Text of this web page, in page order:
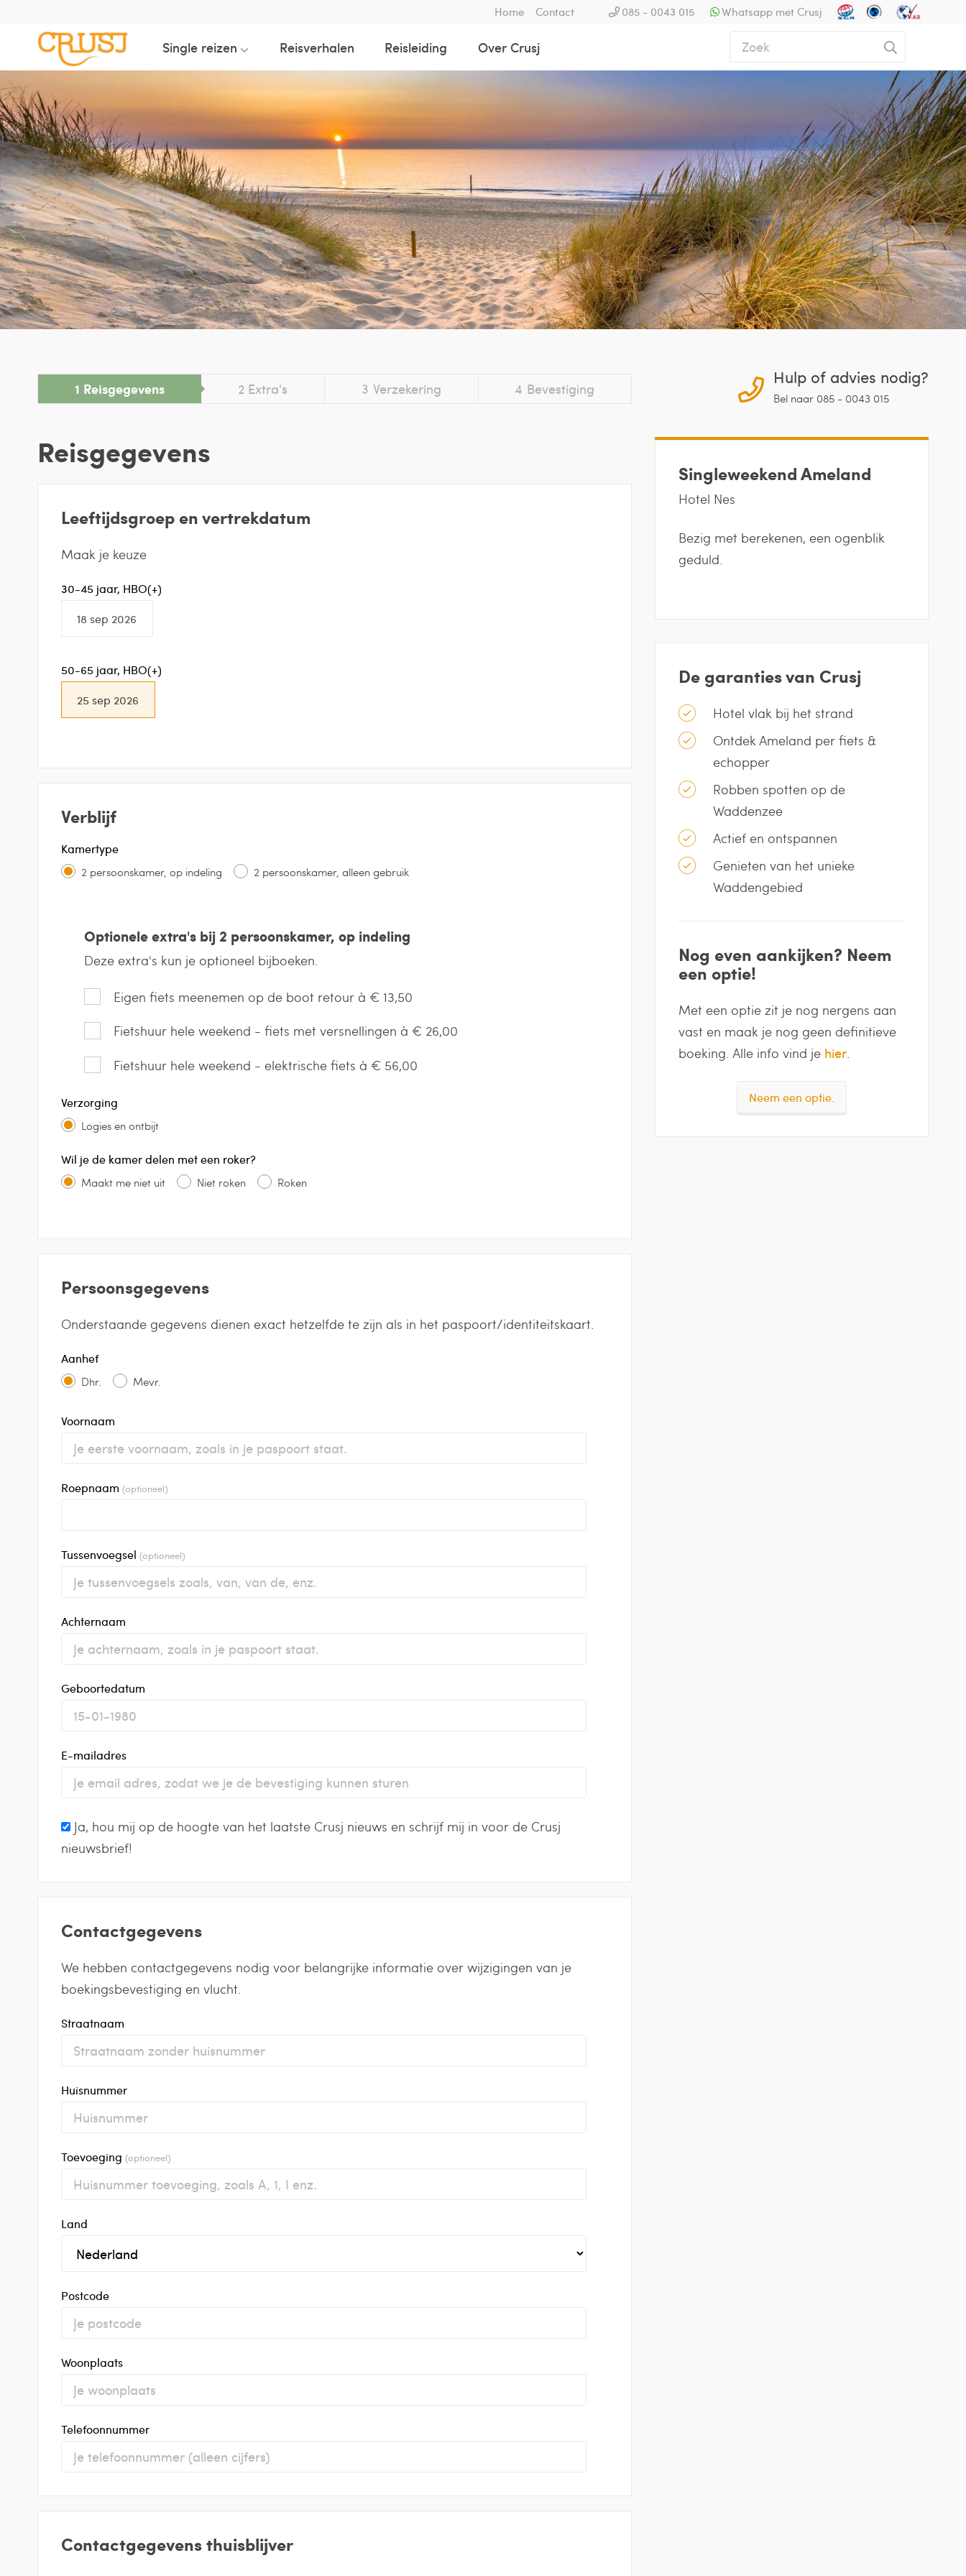
Home Contact 085 - 0043 015 Whatsapp met Crusj
Single reizen Reisverhalen Reisleiding Over Crusj
1 Reisgegevens 2 Extra's 3 Verzekering 4 Bevestiging
Hulp of advies nodig?
Bel naar 085 - 0043 015
Reisgegevens
Leeftijdsgroep en vertrekdatum
Maak je keuze
30-45 jaar, HBO(+)
18 sep 2026
50-65 jaar, HBO(+)
25 sep 2026
Verblijf
Kamertype
2 persoonskamer, op indeling 2 persoonskamer, alleen gebruik
Optionele extra's bij 2 persoonskamer, op indeling
Deze extra's kun je optioneel bijboeken.
Eigen fiets meenemen op de boot retour à € 13,50
Fietshuur hele weekend - fiets met versnellingen à € 26,00
Fietshuur hele weekend - elektrische fiets à € 56,00
Verzorging
Logies en ontbijt
Wil je de kamer delen met een roker?
Maakt me niet uit Niet roken Roken
Persoonsgegevens
Onderstaande gegevens dienen exact hetzelfde te zijn als in het paspoort/identiteitskaart.
Aanhef
Dhr. Mevr.
Voornaam
Roepnaam (optioneel)
Tussenvoegsel (optioneel)
Achternaam
Geboortedatum
E-mailadres
Ja, hou mij op de hoogte van het laatste Crusj nieuws en schrijf mij in voor de Crusj
nieuwsbrief!
Contactgegevens
We hebben contactgegevens nodig voor belangrijke informatie over wijzigingen van je
boekingsbevestiging en vlucht.
Straatnaam
Huisnummer
Toevoeging (optioneel)
Land
Postcode
Woonplaats
Telefoonnummer
Contactgegevens thuisblijver
Singleweekend Ameland
Hotel Nes
Bezig met berekenen, een ogenblik
geduld.
De garanties van Crusj
Hotel vlak bij het strand
Ontdek Ameland per fiets &
echopper
Robben spotten op de
Waddenzee
Actief en ontspannen
Genieten van het unieke
Waddengebied
Nog even aankijken? Neem
een optie!
Met een optie zit je nog nergens aan
vast en maak je nog geen definitieve
boeking. Alle info vind je hier.
Neem een optie.